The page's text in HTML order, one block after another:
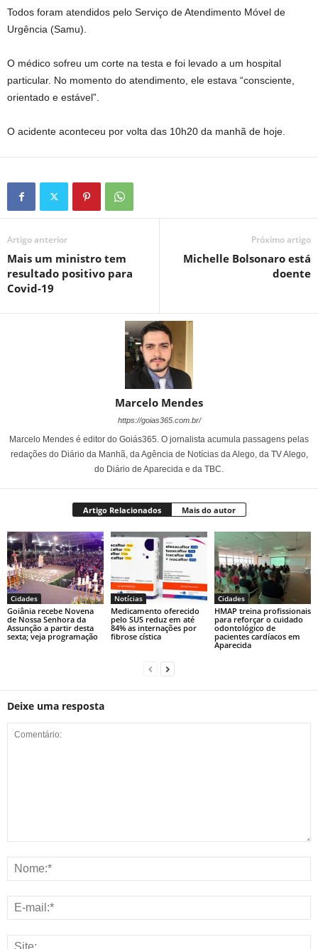
Todos foram atendidos pelo Serviço de Atendimento Móvel de
Urgência (Samu).
O médico sofreu um corte na testa e foi levado a um hospital
particular. No momento do atendimento, ele estava “consciente,
orientado e estável”.
O acidente aconteceu por volta das 10h20 da manhã de hoje.
Artigo anterior
Mais um ministro tem
resultado positivo para
Covid-19
Próximo artigo
Michelle Bolsonaro está
doente
Marcelo Mendes
https://goias365.com.br/
Marcelo Mendes é editor do Goiás365. O jornalista acumula passagens pelas
redações do Diário da Manhã, da Agência de Notícias da Alego, da TV Alego,
do Diário de Aparecida e da TBC.
Artigo Relacionados Mais do autor
Cidades
Goiânia recebe Novena
de Nossa Senhora da
Assunção a partir desta
sexta; veja programação
Notícias
Medicamento oferecido
pelo SUS reduz em até
84% as internações por
fibrose cística
Cidades
HMAP treina profissionais
para reforçar o cuidado
odontológico de
pacientes cardíacos em
Aparecida
Deixe uma resposta